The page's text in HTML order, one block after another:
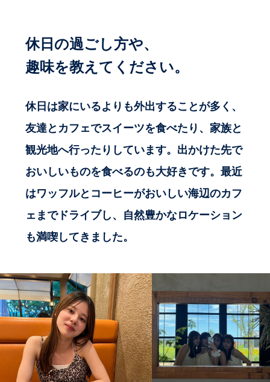
休日の過ごし方や、
趣味を教えてください。
休日は家にいるよりも外出することが多く、
友達とカフェでスイーツを食べたり、家族と
観光地へ行ったりしています。出かけた先で
おいしいものを食べるのも大好きです。最近
はワッフルとコーヒーがおいしい海辺のカフ
ェまでドライブし、自然豊かなロケーション
も満喫してきました。